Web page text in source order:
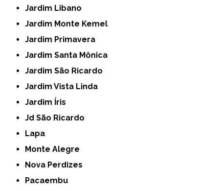
Jardim Libano
Jardim Monte Kemel
Jardim Primavera
Jardim Santa Mônica
Jardim São Ricardo
Jardim Vista Linda
Jardim Íris
Jd São Ricardo
Lapa
Monte Alegre
Nova Perdizes
Pacaembu